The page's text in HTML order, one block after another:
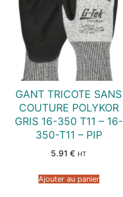
GANT TRICOTE SANS
COUTURE POLYKOR
GRIS 16-350 T11 – 16-
350-T11 – PIP
5.91 € HT
Ajouter au panier